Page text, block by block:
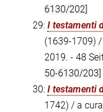
6130/202]
29: I testamenti
(1639-1709)
2019. - 48
50-6130/203]
30: I testamenti
1742) / a